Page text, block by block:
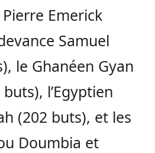
Emerick
Samuel
le Ghanéen Gyan
l’Egyptien
(202 buts), et les
Doumbia et